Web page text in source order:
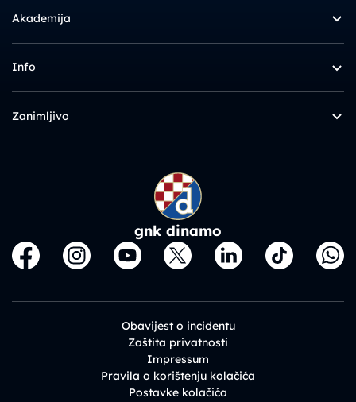
Akademija
Info
Zanimljivo
gnk dinamo
Obavijest o incidentu
Zaštita privatnosti
Impressum
Pravila o korištenju kolačića
Postavke kolačića